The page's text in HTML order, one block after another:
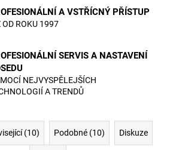
A VSTŘÍCNÝ PŘÍSTUP
OD ROKU 1997
SERVIS A NASTAVENÍ
NEJVYSPĚLEJŠÍCH
A TRENDŮ
(10) Podobné (10) Diskuze